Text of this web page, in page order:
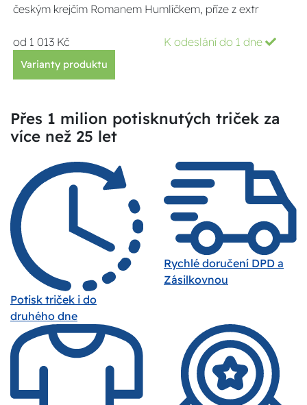
českým krejčím Romanem Humlíčkem, příze z extr
od 1 013 Kč K odeslání do 1 dne
Varianty produktu
Přes 1 milion potisknutých triček za
více než 25 let
Potisk triček i do
druhého dne
Rychlé doručení DPD a
Zásilkovnou